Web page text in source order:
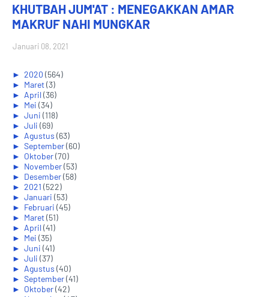
KHUTBAH JUM'AT : MENEGAKKAN AMAR
MAKRUF NAHI MUNGKAR
Januari 08, 2021
► 2020 (564)
► Maret(3)
► April(36)
► Mei (34)
► Juni (118)
► Juli (69)
► Agustus (63)
► September(60)
► Oktober(70)
► November(53)
► Desember(58)
► 2021 (522)
► Januari (53)
► Februari (45)
► Maret(51)
► April(41)
► Mei (35)
► Juni (41)
► Juli (37)
► Agustus (40)
► September(41)
► Oktober(42)